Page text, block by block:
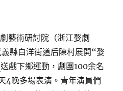
藝術研討院（浙江婺劇
縣白洋街道后陳村展開“婺
送戲下鄉運動，劇團100余名
4晚多場表演。青年演員們